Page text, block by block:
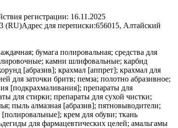
регистрации: 16.11.2025
(RU)Адрес для переписки:656015, Алтайский
бумага полировальная; средства для
камни шлифовальные; карбид
[абразив]; крахмал [аппрет]; крахмал для
для заточки бритв; пемза; полотно абразивное;
[подкрахмаливания]; препараты для
для стирки; препараты для сухой чистки;
пыль алмазная [абразив]; пятновыводители;
[полировальные]; крем для обуви; ткань
для стерилизации; препараты для удаления мозолей; препараты для удаления перхоти фармацевтические; препараты для ухода за кожей фармацевтические; препараты для чистки контактных линз; препараты известковые для фармацевтических целей; препараты лекарственные для ванн; препараты медицинские для роста волос; препараты опиумные; препараты с алоэ вера для фармацевтических целей; препараты с микроэлементами для человека или животных; препараты сульфамидные [лекарственные препараты]; препараты фармацевтические; препараты фармацевтические от солнечных ожогов; препараты ферментативные для ветеринарных целей; препараты ферментативные для медицинских целей; препараты химико-фармацевтические; препараты химические для ветеринарных целей; препараты химические для диагностики беременности; препараты химические для медицинских целей; препараты химические для фармацевтических целей; препараты, используемые при обморожении; примочки глазные; примочки свинцовые; проводники химические для электрокардиографических электродов; прокладки гигиенические; прокладки гигиенические для страдающих недержанием; прокладки гигиенические женские; прокладки ежедневные [гигиенические]; прополис для фармацевтических целей; пудра жемчужная для медицинских целей; радий для медицинских целей; раствор хлораля водный для фармацевтических целей; растворители для удаления лейкопластырей; растворы вагинальные; растворы для контактных линз; реактивы химические для медицинских или ветеринарных целей; резина для медицинских целей; резина для стоматологических целей; резинка жевательная для медицинских целей; салфетки, пропитанные лекарственными средствами; сассапариль для медицинских целей; сбор чайный противоастматический; свечи для окуривания; семя льняное для фармацевтических целей; сигареты, не содержащие табак, для медицинских целей; сиккативы [вещества для ускорения высыхания] для медицинских целей; сиропы для фармацевтических целей; скипидар для фармацевтических целей; смазка, используемая при доении; смазки для ветеринарных целей; смазки для медицинских целей; смеси молочные сухие для детского питания; снотворные; сода питьевая для фармацевтических целей; соли для ванн для медицинских целей; соли для ванн из минеральных вод; соли для медицинских целей; соли калия для медицинских целей; соли натрия для медицинских целей; соли нюхательные; соли, входящие в состав минеральных вод; солод для фармацевтических целей; сперма для искусственного оплодотворения; спирт для фармацевтических целей; спирт медицинский; сплавы благородных металлов для стоматологических целей; спорынья для фармацевтических целей; спреи охлаждающие для медицинских целей; средства вспомогательные для медицинских целей; средства вяжущие; средства дезинфицирующие для гигиенических целей; средства дезинфицирующие для химических туалетов; средства для вагинального спринцевания для медицинских целей; средства для подавления аппетита, используемые в медицинских целях; средства для похудания медицинские; средства для ухода за полостью рта медицинские; средства жаропонижающие; средства кровоочистительные; средства моющие для животных; средства моющие для медицинских целей; средства моющие для скота; средства моющие для собак; средства нарывные; средства от головной боли; средства очистительные [слабительные]; средства против потения; средства против потения ног; средства противозачаточные химическ